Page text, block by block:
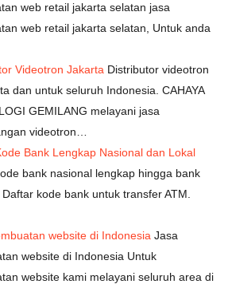
web retail jakarta selatan jasa
web retail jakarta selatan, Untuk anda
Videotron Jakarta Distributor videotron
dan untuk seluruh Indonesia. CAHAYA
GEMILANG melayani jasa
videotron…
Bank Lengkap Nasional dan Lokal
bank nasional lengkap hingga bank
kode bank untuk transfer ATM.
website di Indonesia Jasa
website di Indonesia Untuk
website kami melayani seluruh area di